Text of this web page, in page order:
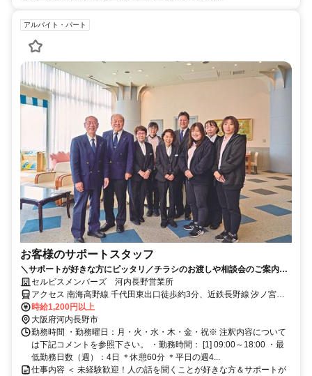
アルバイト・パート
お客様のサポートスタッフ
＼サポートが好きな方にピッタリ／チラシのお渡しや相談会のご案内！
未経験歓迎！定着率の高さ◎40～60代活躍中★平日休みも相談OK！扶
養内勤務◎
セルビスメンバーズ 河内長野営業所
アクセス 南海高野線 千代田東出口徒歩約3分、近鉄長野線 汐ノ宮徒
歩約18分、南海高野線 滝谷（大阪府）徒歩約19分
時給1,200円以上
大阪府河内長野市
勤務時間 ・勤務曜日：月・火・水・木・金・祝※ 注釈内容について
は下記コメントを参照下さい。 ・勤務時間： [1] 09:00～18:00 ・最
低勤務日数（週）：4日 ＊休憩60分 ＊平日の週4...
仕事内容 ＜ 未経験歓迎！人の話を聞くことが好きな方＆サポートが